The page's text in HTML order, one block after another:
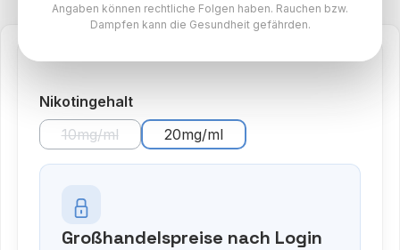
Nikotingehaltauswählen
10mg/ml
(Diese Option ist zurzeit nicht verfügbar.)
20mg/ml
Großhandelspreise nach Login
Angaben können rechtliche Folgen haben. Rauchen bzw.
Dampfen kann die Gesundheit gefährden.